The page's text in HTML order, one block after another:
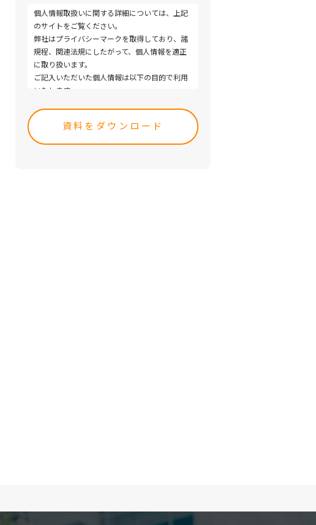
個人情報取扱いに関する詳細については、上記
のサイトをご覧ください。
弊社はプライバシーマークを取得しており、諸
規程、関連法規にしたがって、個人情報を適正
に取り扱います。
ご記入いただいた個人情報は以下の目的で利用
いたします。
討、受発注、決済および対応
・取引（提案）に基づく役務等の授受
・当社サービス等に関する情報の提供、収集お
leave
this
field